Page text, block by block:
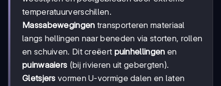
temperatuurverschillen.
Massabewegingen transporteren materiaal
langs hellingen naar beneden via storten, rollen
en schuiven. Dit creëert puinhellingen en
puinwaaiers (bij rivieren uit gebergten).
Gletsjers vormen U-vormige dalen en laten